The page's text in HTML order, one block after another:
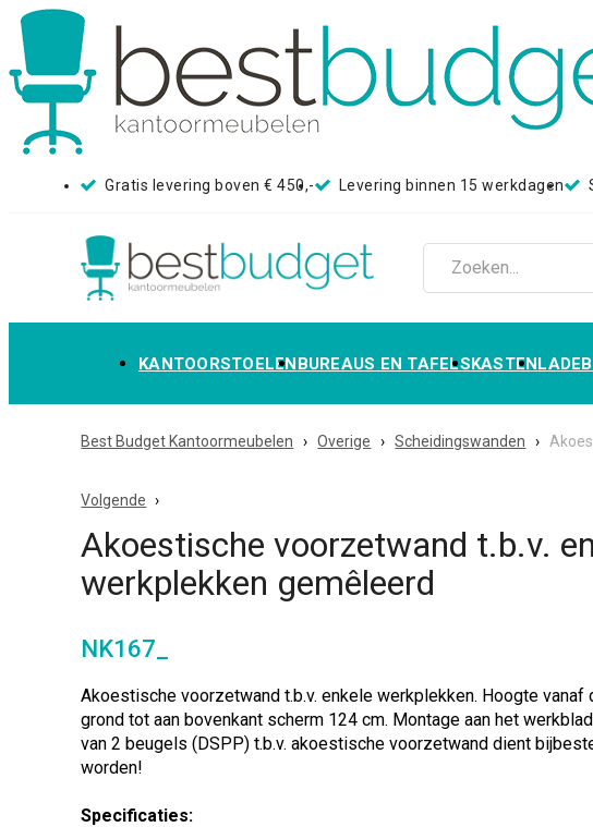
Gratis levering boven € 450,- Levering binnen 15 werkdagen
KANTOORSTOELENBUREAUS EN TAFELSKASTEN
Best Budget Kantoormeubelen › Overige › Scheidingswanden ›
Volgende
Akoestische voorzetwand t.b.v.
werkplekken gemêleerd
NK167_
Akoestische voorzetwand t.b.v. enkele werkplekken. Hoogte vanaf
grond tot aan bovenkant scherm 124 cm. Montage aan het
van 2 beugels (DSPP) t.b.v. akoestische voorzetwand dient
worden!
Specificaties: